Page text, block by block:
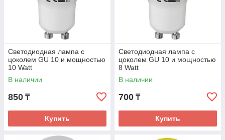
уличного кафе, то стоит обратить внимание на
эту категорию. В наличии винтажные лампы –
имитация ламп накаливания Эдисона. Они
имеют интересные формы и дают мягкий теплый
свет.
Лампы накаливания
который универсален и имеет невысокую
стоимость. Лампы накаливания применяются
для домашнего интерьерного освещения.
Светодиодная лампа с
цоколем GU 10 и мощностью
10 Watt
В наличии
850 ₸
Купить
Светодиодная лампа с
цоколем GU 10 и мощностью
8 Watt
В наличии
700 ₸
Купить